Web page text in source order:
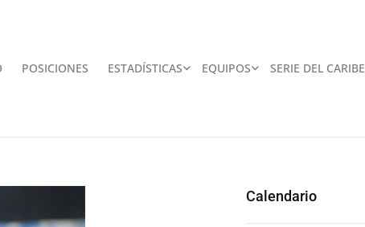
POSICIONES ESTADÍSTICAS EQUIPOS SERIE DEL CARIBE
Calendario